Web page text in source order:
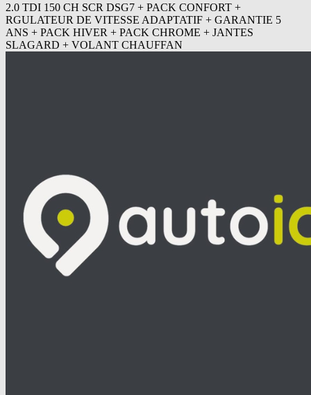
2.0 TDI 150 CH SCR DSG7 + PACK CONFORT +
RGULATEUR DE VITESSE ADAPTATIF + GARANTIE 5
ANS + PACK HIVER + PACK CHROME + JANTES
SLAGARD + VOLANT CHAUFFAN